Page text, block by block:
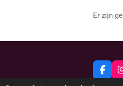
Er zijn
F
I